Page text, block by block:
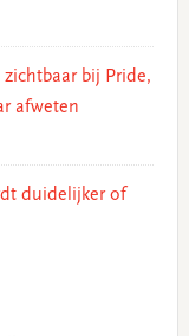
zichtbaar bij Pride,
afweten
duidelijker of